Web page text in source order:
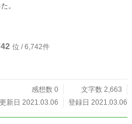
。
位 / 6,742件
感想数 0
文字数 2,663
新日 2021.03.06
登録日 2021.03.06